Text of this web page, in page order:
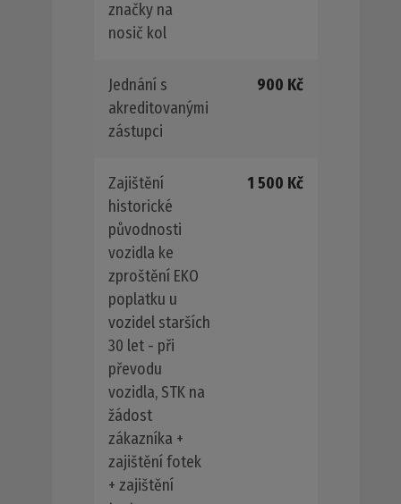
značky na
nosič kol
Jednání s
akreditovanými
zástupci
900 Kč
Zajištění
historické
původnosti
vozidla ke
zproštění EKO
poplatku u
vozidel starších
30 let - při
převodu
vozidla, STK na
žádost
zákazníka +
zajištění fotek
+ zajištění
1 500 Kč